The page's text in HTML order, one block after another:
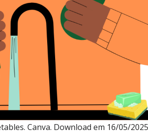
Canva. Download em 16/05/